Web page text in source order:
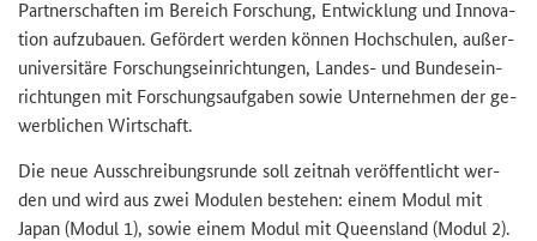
Part­ner­schaf­ten im Be­reich For­schung, Ent­wick­lung und In­no­va­
ti­on auf­zu­bau­en. Ge­för­dert wer­den kön­nen Hoch­schu­len, au­ßer­
uni­ver­si­tä­re For­schungs­ein­rich­tun­gen, Landes-​ und Bun­des­ein­
rich­tun­gen mit For­schungs­auf­ga­ben sowie Un­ter­neh­men der ge­
werb­li­chen Wirt­schaft.
Die neue Aus­schrei­bungs­run­de soll zeit­nah ver­öf­fent­licht wer­
den und wird aus zwei Mo­du­len be­stehen: einem Modul mit
Japan (Modul 1), sowie einem Modul mit Queens­land (Modul 2).